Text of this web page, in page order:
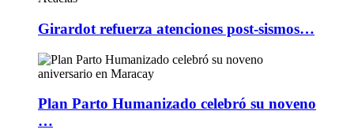
Girardot refuerza atenciones post-sismos…
Plan Parto Humanizado celebró su noveno
…